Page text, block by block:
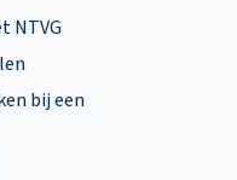
NTVG
bij een